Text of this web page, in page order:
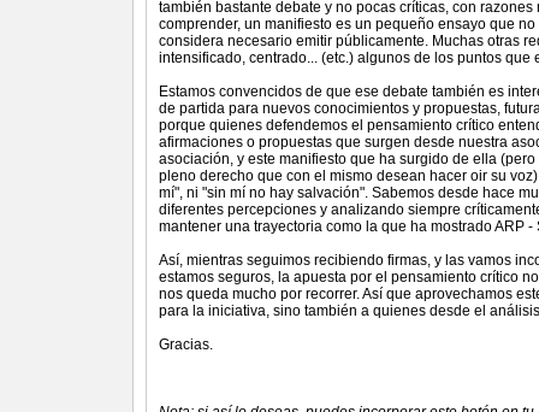
también bastante debate y no pocas críticas, con
comprender, un manifiesto es un pequeño ensayo que
considera necesario emitir públicamente. Muchas otras
intensificado, centrado... (etc.) algunos de los puntos que
Estamos convencidos de que ese debate también es
de partida para nuevos conocimientos y propuestas,
porque quienes defendemos el pensamiento crítico
afirmaciones o propuestas que surgen desde nuestra
asociación, y este manifiesto que ha surgido de ella
pleno derecho que con el mismo desean hacer oir su
mí", ni "sin mí no hay salvación". Sabemos desde hace
diferentes percepciones y analizando siempre
mantener una trayectoria como la que ha mostrado ARP
Así, mientras seguimos recibiendo firmas, y las vamos
estamos seguros, la apuesta por el pensamiento crítico
nos queda mucho por recorrer. Así que aprovechamos
para la iniciativa, sino también a quienes desde el
Gracias.